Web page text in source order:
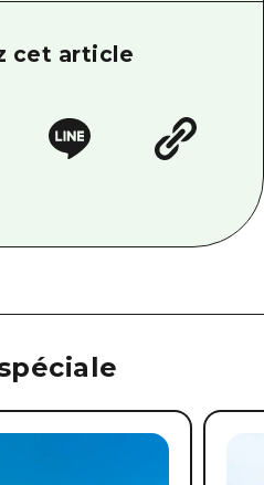
cet article